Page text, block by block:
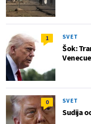
1 SVET
Šok:
0 SVET
Sudija